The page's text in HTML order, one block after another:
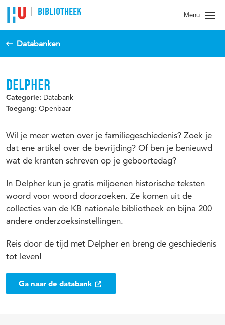
BIBLIOTHEEK Menu
Databanken
DELPHER
Categorie: Databank
Toegang: Openbaar
Wil je meer weten over je familiegeschiedenis? Zoek je
dat ene artikel over de bevrijding? Of ben je benieuwd
wat de kranten schreven op je geboortedag?
In Delpher kun je gratis miljoenen historische teksten
woord voor woord doorzoeken. Ze komen uit de
collecties van de KB nationale bibliotheek en bijna 200
andere onderzoeksinstellingen.
Reis door de tijd met Delpher en breng de geschiedenis
tot leven!
Ga naar de databank